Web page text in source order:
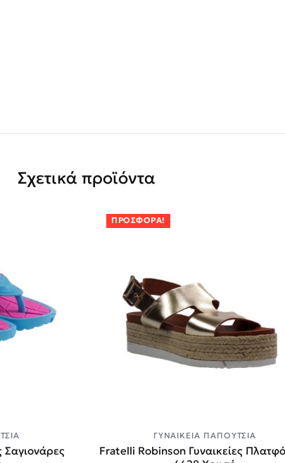
Σχετικά προϊόντα
Σαγιονάρες
ΠΡΟΣΦΟΡΆ!
ΓΥΝΑΙΚΕΊΑ ΠΑΠΟΎΤΣΙΑ
Fratelli Robinson Γυναικείες